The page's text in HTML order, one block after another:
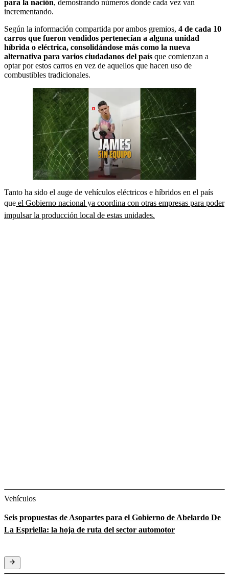
para la nación, demostrando números donde cada vez van
incrementando.
Según la información compartida por ambos gremios, 4 de cada 10
carros que fueron vendidos pertenecían a alguna unidad
híbrida o eléctrica, consolidándose más como la nueva
alternativa para varios ciudadanos del país que comienzan a
optar por estos carros en vez de aquellos que hacen uso de
combustibles tradicionales.
Tanto ha sido el auge de vehículos eléctricos e híbridos en el país
que el Gobierno nacional ya coordina con otras empresas para poder
impulsar la producción local de estas unidades.
Vehículos
Seis propuestas de Asopartes para el Gobierno de Abelardo De
La Espriella: la hoja de ruta del sector automotor